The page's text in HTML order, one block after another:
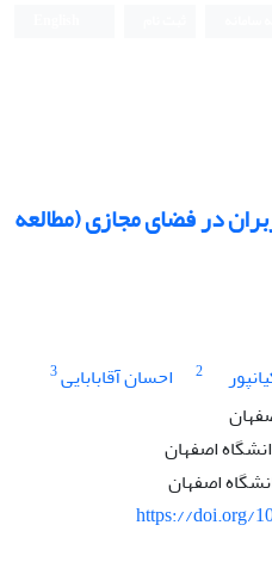
در فضای مجازی (مطالعه
2 احسان آقابابایی3
اصفهان
اصفهان
https://doi.org/